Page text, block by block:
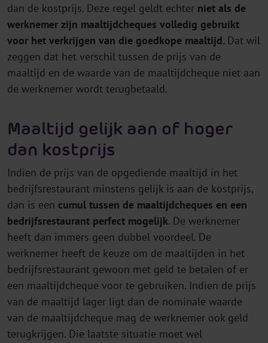
dan de kostprijs. Deze regel geldt echter niet als de
werknemer zijn maaltijdcheques volledig gebruikt
voor het verkrijgen van die goedkope maaltijd. Dat wil
zeggen dat het verschil tussen de prijs van de
maaltijd en de waarde van de maaltijdcheque niet aan
de werknemer wordt terugbetaald.
Maaltijd gelijk aan of hoger
dan kostprijs
Indien de prijs van de opgediende maaltijd in het
bedrijfsrestaurant minstens gelijk is aan de kostprijs,
dan is een cumul tussen de maaltijdcheques en een
bedrijfsrestaurant perfect mogelijk. De werknemer
heeft dan immers geen dubbel voordeel. De
werknemer heeft de keuze om de maaltijden in het
bedrijfsrestaurant gewoon met geld te betalen of er
een maaltijdcheque voor te gebruiken. Indien de prijs
van de maaltijd lager ligt dan de nominale waarde
van de maaltijdcheque mag de werknemer ook geld
terugkrijgen. Die laatste situatie moet wel